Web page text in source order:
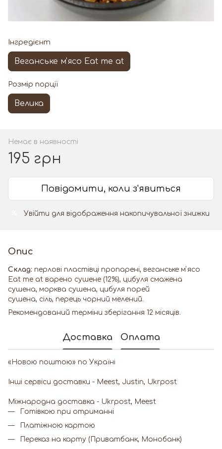
Інгредієнт
Веганське мʼясо Eat me at
Розмір порції
Велика
Немає в наявності
195 грн
Повідомити, коли з'явиться
Увійти для відображення накопичувальної знижки
Опис
Склад: перлові пластівці пропарені, веганське мʼясо
Eat me at варено сушене (12%), цибуля смажена
сушена, морква сушена, цибуля порей
сушена, сіль, перець чорний мелений.
Рекомендований терміни зберігання 12 місяців.
Доставка Оплата
«Новою поштою» по Україні
Інші сервіси доставки - Meest, Justin, Ukrpost
Miжнародна доставка - Ukrpost, Meest
Готівкою при отриманні
Платіжною картою
Переказ на карту (Приватбанк, Монобанк)